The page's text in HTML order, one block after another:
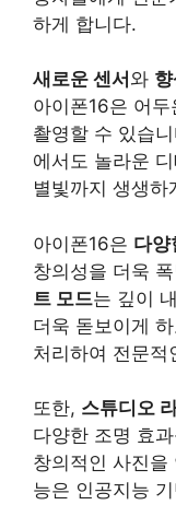
하게 합니다.
새로운 센서 와
아이폰16은 어
촬영할 수 있습
에서도 놀라운
별빛까지 생생
아이폰16은 다양
창의성을 더욱
트 모드는 깊이
더욱 돋보이게
처리하여 전문적
또한, 스튜디오
다양한 조명 효
창의적인 사진을
능은 인공지능